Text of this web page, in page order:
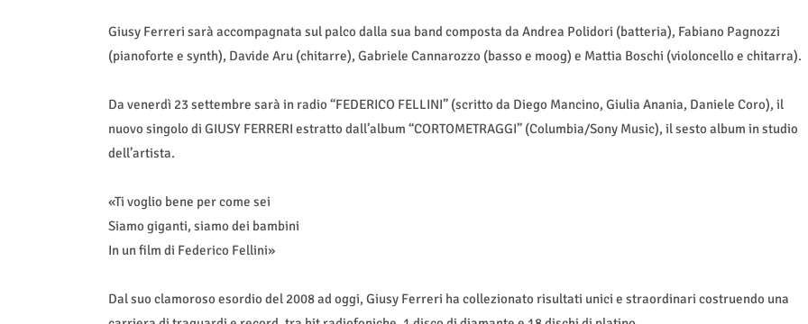
Giusy Ferreri sarà accompagnata sul palco dalla sua band composta da Andrea Polidori (batteria), Fabiano Pagnozzi
(pianoforte e synth), Davide Aru (chitarre), Gabriele Cannarozzo (basso e moog) e Mattia Boschi (violoncello e chitarra).
Da venerdì 23 settembre sarà in radio “FEDERICO FELLINI” (scritto da Diego Mancino, Giulia Anania, Daniele Coro), il
nuovo singolo di GIUSY FERRERI estratto dall’album “CORTOMETRAGGI” (Columbia/Sony Music), il sesto album in studio
dell’artista.
«Ti voglio bene per come sei
Siamo giganti, siamo dei bambini
In un film di Federico Fellini»
Dal suo clamoroso esordio del 2008 ad oggi, Giusy Ferreri ha collezionato risultati unici e straordinari costruendo una